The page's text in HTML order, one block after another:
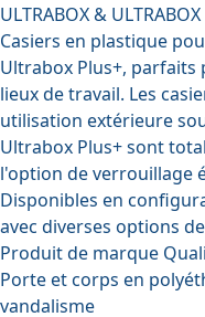
ULTRABOX &
Casiers en plastique
Ultrabox Plus+, parfaits
lieux de travail. Les
utilisation extérieure
Ultrabox Plus+ sont
l'option de verrouillage
Disponibles en
avec diverses options
Produit de marque
Porte et corps en
vandalisme